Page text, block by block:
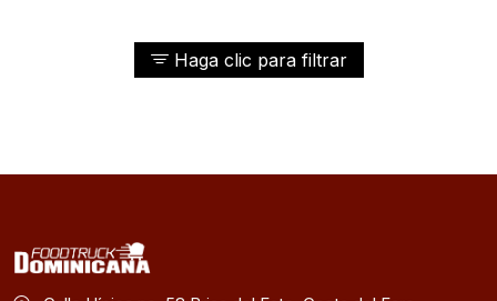
Haga clic para filtrar